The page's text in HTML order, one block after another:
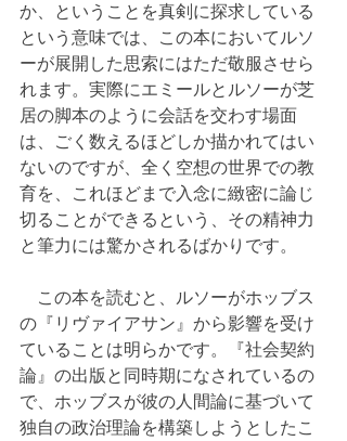
か、ということを真剣に探求している
という意味では、この本においてルソ
ーが展開した思索にはただ敬服させら
れます。実際にエミールとルソーが芝
居の脚本のように会話を交わす場面
は、ごく数えるほどしか描かれてはい
ないのですが、全く空想の世界での教
育を、これほどまで入念に緻密に論じ
切ることができるという、その精神力
と筆力には驚かされるばかりです。
この本を読むと、ルソーがホッブス
の『リヴァイアサン』から影響を受け
ていることは明らかです。『社会契約
論』の出版と同時期になされているの
で、ホッブスが彼の人間論に基づいて
独自の政治理論を構築しようとしたこ